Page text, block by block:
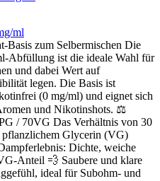
ml
Basis zum Selbermischen Die
Abfüllung ist die ideale Wahl für
und dabei Wert auf
legen. Die Basis ist
(0 mg/ml) und eignet sich
und Nikotinshots. ⚖️
/ 70VG Das Verhältnis von 30
Glycerin (VG)
Dichte, weiche
Anteil 💨 Saubere und klare
ideal für Subohm- und